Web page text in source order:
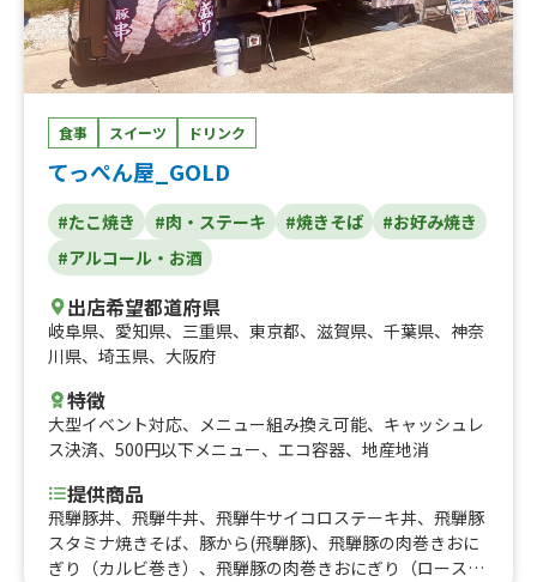
食事 スイーツ ドリンク
てっぺん屋_GOLD
#たこ焼き #肉・ステーキ #焼きそば
#お好み焼き
#アルコール・お酒
出店希望都道府県
岐阜県、 愛知県、 三重県、 東京都、 滋賀県、 千葉県、 神奈
川県、 埼玉県、 大阪府
特徴
大型イベント対応、 メニュー組み換え可能、 キャッシュレ
ス決済、 500円以下メニュー、 エコ容器、 地産地消
提供商品
飛騨豚丼、飛騨牛丼、飛騨牛サイコロステーキ丼、飛騨豚
スタミナ焼きそば、豚から(飛騨豚)、飛騨豚の肉巻きおに
ぎり（カルビ巻き）、飛騨豚の肉巻きおにぎり（ロース巻